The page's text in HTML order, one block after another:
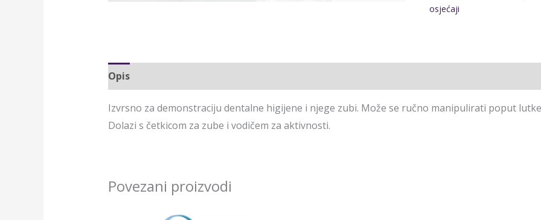
osjećaji
Opis
Izvrsno za demonstraciju dentalne higijene i njege zubi. Može se ručno manipulirati poput
Dolazi s četkicom za zube i vodičem za aktivnosti.
Povezani proizvodi